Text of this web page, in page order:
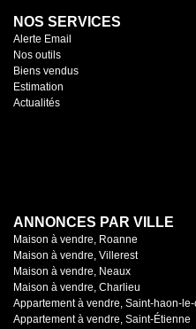
NOS SERVICES
Alerte Email
Nos outils
Biens vendus
Estimation
Actualités
ANNONCES PAR VILLE
Maison à vendre, Roanne
Maison à vendre, Villerest
Maison à vendre, Neaux
Maison à vendre, Charlieu
Appartement à vendre, Saint-haon-
Appartement à vendre, Saint-Étienne